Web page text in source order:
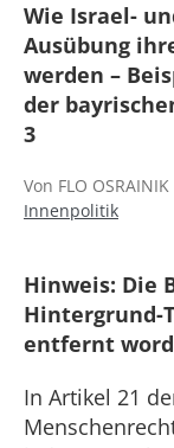
Wie Israel-
Ausübung
werden –
der
3
Von FLO
Innenpolitik
Hinweis: Die
Hintergrund-
entfernt
In Artikel 21